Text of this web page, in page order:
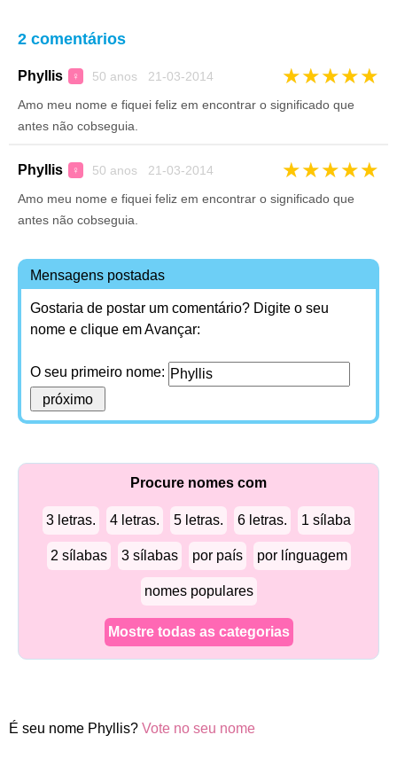
2 comentários
Phyllis ♀ 50 anos 21-03-2014 ★★★★★
Amo meu nome e fiquei feliz em encontrar o significado que
antes não cobseguia.
Phyllis ♀ 50 anos 21-03-2014 ★★★★★
Amo meu nome e fiquei feliz em encontrar o significado que
antes não cobseguia.
Mensagens postadas
Gostaria de postar um comentário? Digite o seu
nome e clique em Avançar:
O seu primeiro nome:
Procure nomes com
3 letras. 4 letras. 5 letras. 6 letras. 1 sílaba
2 sílabas 3 sílabas por país por línguagem
nomes populares
Mostre todas as categorias
É seu nome Phyllis? Vote no seu nome